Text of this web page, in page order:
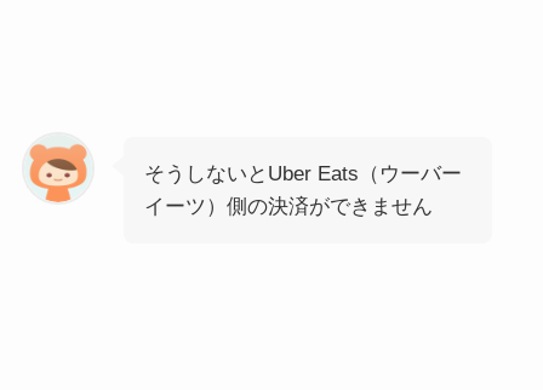
そうしないとUber Eats（ウーバー
イーツ）側の決済ができません